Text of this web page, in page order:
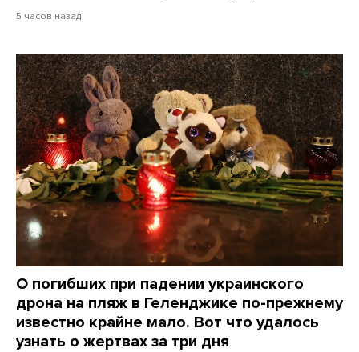
5 часов назад
О погибших при падении украинского
дрона на пляж в Геленджике по-прежнему
известно крайне мало. Вот что удалось
узнать о жертвах за три дня